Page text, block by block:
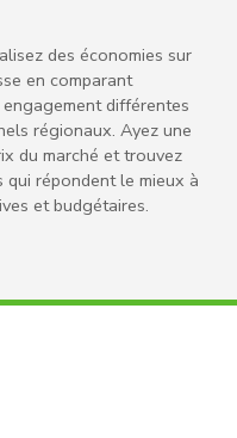
des économies sur
en comparant
différentes
régionaux. Ayez une
du marché et trouvez
répondent le mieux à
et budgétaires.